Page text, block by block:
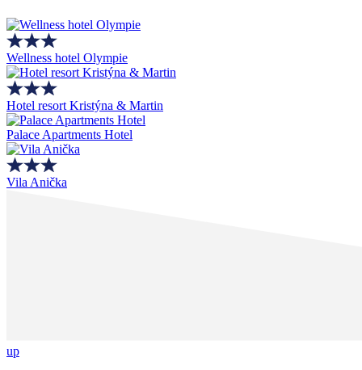
Wellness hotel Olympie
Hotel resort Kristýna & Martin
Palace Apartments Hotel
Vila Anička
up